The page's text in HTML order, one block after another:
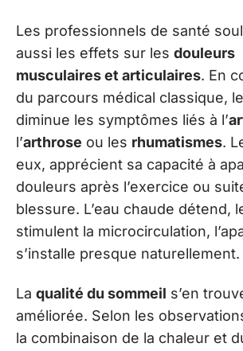
Les professionnels de santé
aussi les effets sur les douleurs
musculaires et articulaires. En
du parcours médical classique,
diminue les symptômes liés à l’
l’arthrose ou les rhumatismes.
eux, apprécient sa capacité à
douleurs après l’exercice ou
blessure. L’eau chaude détend,
stimulent la microcirculation,
s’installe presque naturellement.
La qualité du sommeil s’en
améliorée. Selon les
la combinaison de la chaleur et